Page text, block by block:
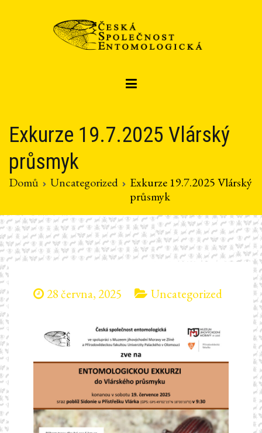
Exkurze 19.7.2025 Vlárský
průsmyk
Domů Uncategorized
Exkurze 19.7.2025 Vlárský
průsmyk
28 června, 2025 Uncategorized